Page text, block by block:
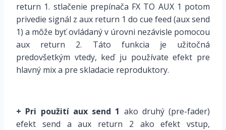
return 1. stlačenie prepínača FX TO AUX 1 potom
privedie signál z aux return 1 do cue feed (aux send
1) a môže byť ovládaný v úrovni nezávisle pomocou
aux return 2. Táto funkcia je užitočná
predovšetkým vtedy, keď ju používate efekt pre
hlavný mix a pre skladacie reproduktory.
+ Pri použití aux send 1 ako druhý (pre-fader)
efekt send a aux return 2 ako efekt vstup,